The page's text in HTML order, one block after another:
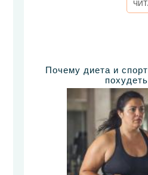
Почему диета и
похудеть